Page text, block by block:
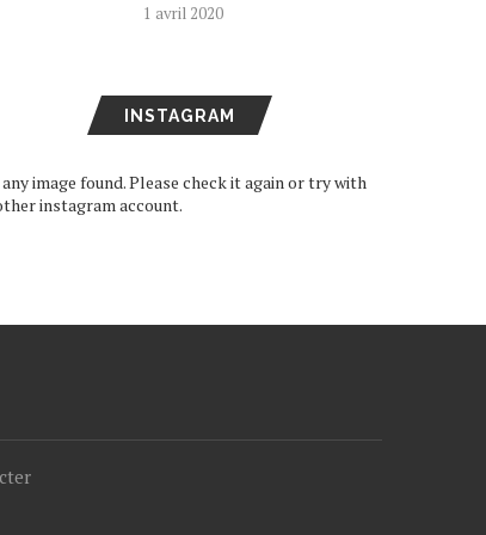
1 avril 2020
INSTAGRAM
image found. Please check it again or try with
instagram account.